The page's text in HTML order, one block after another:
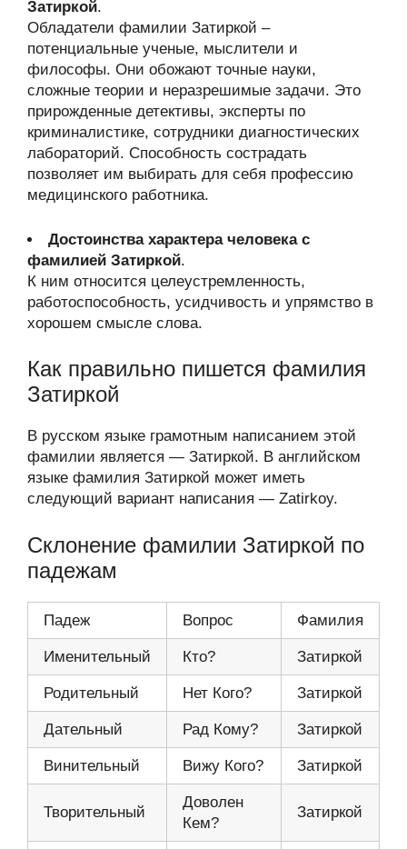
Затиркой.
Обладатели фамилии Затиркой –
потенциальные ученые, мыслители и
философы. Они обожают точные науки,
сложные теории и неразрешимые задачи. Это
прирожденные детективы, эксперты по
криминалистике, сотрудники диагностических
лабораторий. Способность сострадать
позволяет им выбирать для себя профессию
медицинского работника.
Достоинства характера человека с
фамилией Затиркой.
К ним относится целеустремленность,
работоспособность, усидчивость и упрямство в
хорошем смысле слова.
Как правильно пишется фамилия
Затиркой
В русском языке грамотным написанием этой
фамилии является — Затиркой. В английском
языке фамилия Затиркой может иметь
следующий вариант написания — Zatirkoy.
Склонение фамилии Затиркой по
падежам
Падеж Вопрос Фамилия
Именительный Кто? Затиркой
Родительный Нет Кого? Затиркой
Дательный Рад Кому? Затиркой
Винительный Вижу Кого? Затиркой
Творительный
Доволен
Кем?
Затиркой